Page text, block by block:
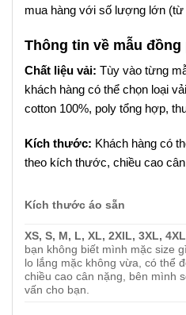
mua hàng với số lượng lớn (từ
Thông tin về mẫu
Chất liệu vải: Tùy vào từng
khách hàng có thể chọn loại
cotton 100%, poly tổng hợp,
Kích thước: Khách hàng có
theo kích thước, chiều cao
Kích thước áo sẵn
XS, S, M, L, XL, 2XlL, 3XL, 4XL
bạn không biết mình mặc size
lo lắng mặc không vừa, có thể
chiều cao cân nặng, bên mình
vấn cho bạn.